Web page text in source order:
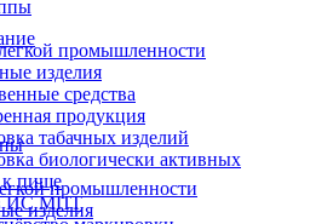
промышленности
изделия
средства
продукция
табачных изделий
биологически активных
к пище
в ИС МПТ
промышленности
изделия